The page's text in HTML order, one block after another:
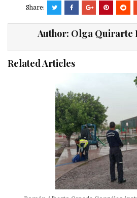
Share:
Author: Olga Quirarte
Related Articles